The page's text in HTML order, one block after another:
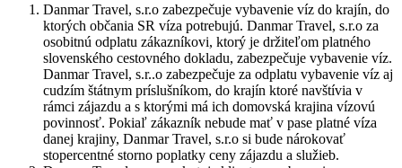
Danmar Travel, s.r.o zabezpečuje vybavenie víz do krajín, do
ktorých občania SR víza potrebujú. Danmar Travel, s.r.o za
osobitnú odplatu zákazníkovi, ktorý je držiteľom platného
slovenského cestovného dokladu, zabezpečuje vybavenie víz.
Danmar Travel, s.r..o zabezpečuje za odplatu vybavenie víz aj
cudzím štátnym príslušníkom, do krajín ktoré navštívia v
rámci zájazdu a s ktorými má ich domovská krajina vízovú
povinnosť. Pokiaľ zákazník nebude mať v pase platné víza
danej krajiny, Danmar Travel, s.r.o si bude nárokovať
stopercentné storno poplatky ceny zájazdu a služieb.